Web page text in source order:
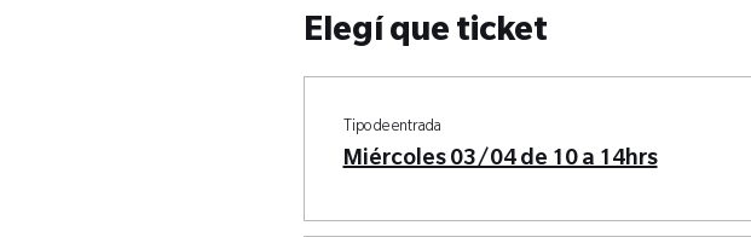
Elegí que ticket
Tipo de entrada
Miércoles 03/04 de 10 a 14hrs